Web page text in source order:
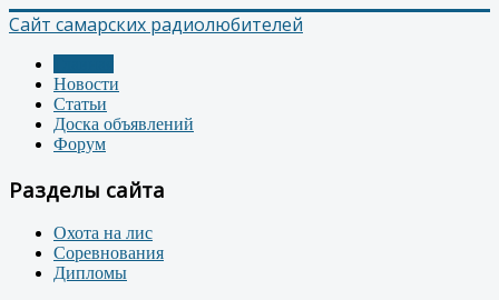
Сайт самарских радиолюбителей
Новости
Статьи
Доска объявлений
Форум
Разделы сайта
Охота на лис
Соревнования
Дипломы